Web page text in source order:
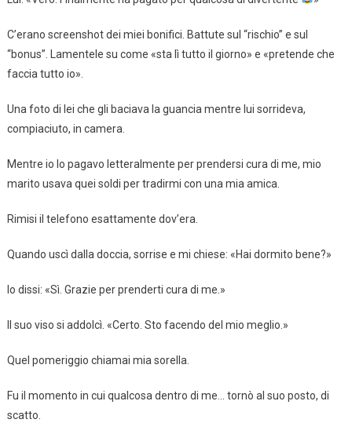
C’erano screenshot dei miei bonifici. Battute sul “rischio” e sul
“bonus”. Lamentele su come «sta lì tutto il giorno» e «pretende che
faccia tutto io».
Una foto di lei che gli baciava la guancia mentre lui sorrideva,
compiaciuto, in camera.
Mentre io lo pagavo letteralmente per prendersi cura di me, mio
marito usava quei soldi per tradirmi con una mia amica.
Rimisi il telefono esattamente dov’era.
Quando uscì dalla doccia, sorrise e mi chiese: «Hai dormito bene?»
Io dissi: «Sì. Grazie per prenderti cura di me.»
Il suo viso si addolcì. «Certo. Sto facendo del mio meglio.»
Quel pomeriggio chiamai mia sorella.
Fu il momento in cui qualcosa dentro di me… tornò al suo posto, di
scatto.